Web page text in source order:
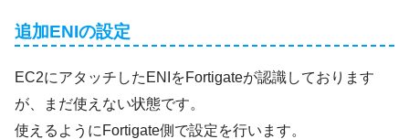
追加ENIの設定
EC2にアタッチしたENIをFortigateが認識しております
が、まだ使えない状態です。
使えるようにFortigate側で設定を行います。